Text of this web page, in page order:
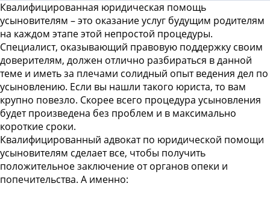
Квалифицированная юридическая помощь
усыновителям – это оказание услуг будущим родителям
на каждом этапе этой непростой процедуры.
Специалист, оказывающий правовую поддержку своим
доверителям, должен отлично разбираться в данной
теме и иметь за плечами солидный опыт ведения дел по
усыновлению. Если вы нашли такого юриста, то вам
крупно повезло. Скорее всего процедура усыновления
будет произведена без проблем и в максимально
короткие сроки.
Квалифицированный адвокат по юридической помощи
усыновителям сделает все, чтобы получить
положительное заключение от органов опеки и
попечительства. А именно: